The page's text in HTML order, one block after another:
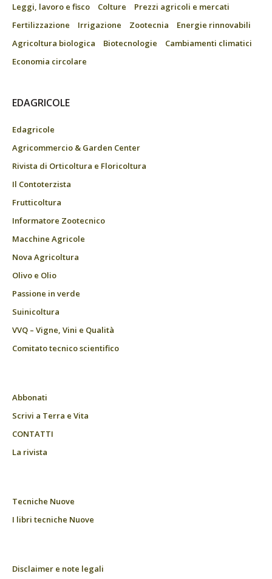
Leggi, lavoro e fisco
Colture
Prezzi agricoli e mercati
Fertilizzazione
Irrigazione Zootecnia
Energie rinnovabili
Agricoltura biologica
Biotecnologie
Cambiamenti climatici
Economia circolare
EDAGRICOLE
Edagricole
Agricommercio & Garden Center
Rivista di Orticoltura e Floricoltura
Il Contoterzista
Frutticoltura
Informatore Zootecnico
Macchine Agricole
Nova Agricoltura
Olivo e Olio
Passione in verde
Suinicoltura
VVQ – Vigne, Vini e Qualità
Comitato tecnico scientifico
Abbonati
Scrivi a Terra e Vita
CONTATTI
La rivista
Tecniche Nuove
I libri tecniche Nuove
Disclaimer e note legali